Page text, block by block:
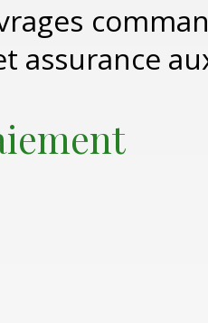
assurance